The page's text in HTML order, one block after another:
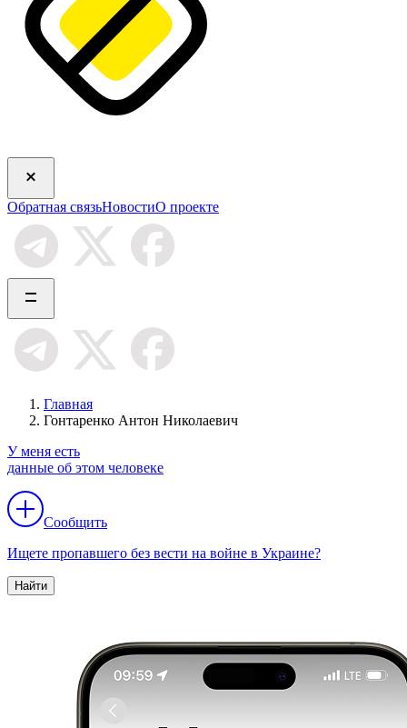
Обратная связьНовостиО проекте
Главная
Гонтаренко Антон Николаевич
У меня есть
данные об этом человеке
Сообщить
Ищете пропавшего без вести на войне в Украине?
Найти